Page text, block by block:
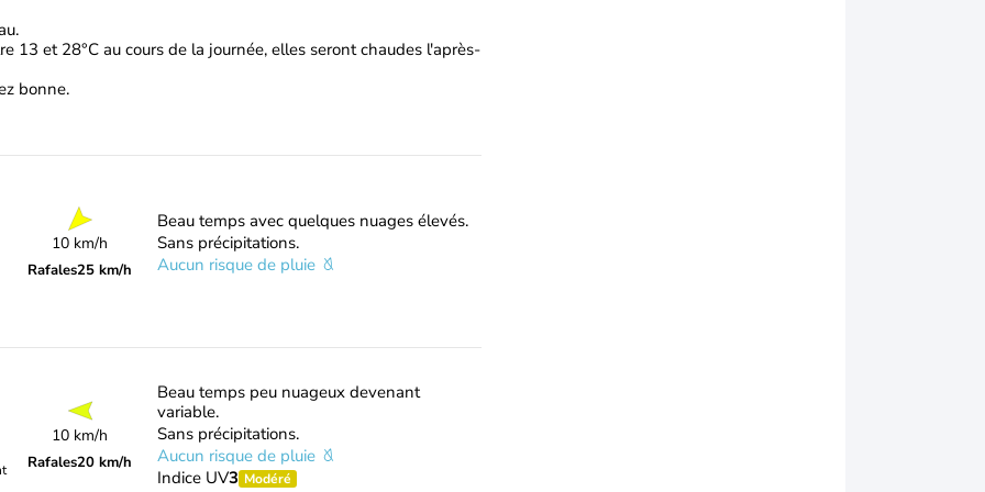
13 et 28°C au cours de la journée, elles seront chaudes l'après-
bonne.
10 km/h
Rafales25 km/h
Beau temps avec quelques nuages élevés.
Sans précipitations.
Aucun risque de pluie
10 km/h
Rafales20 km/h
Beau temps peu nuageux devenant
variable.
Sans précipitations.
Aucun risque de pluie
Indice UV3 Modéré